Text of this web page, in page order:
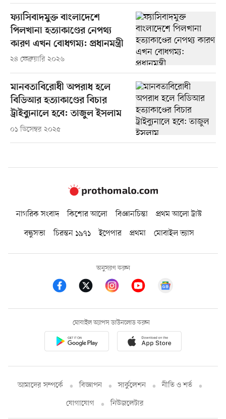
ফ্যাসিবাদমুক্ত বাংলাদেশে
পিলখানা হত্যাকাণ্ডের নেপথ্য
কারণ এখন বোধগম্য: প্রধানমন্ত্রী
২৪ ফেব্রুয়ারি ২০২৬
মানবতাবিরোধী অপরাধ হলে
বিডিআর হত্যাকাণ্ডের বিচার
ট্রাইব্যুনালে হবে: তাজুল ইসলাম
০১ ডিসেম্বর ২০২৫
নাগরিক সংবাদ কিশোর আলো বিজ্ঞানচিন্তা
প্রথম আলো ট্রাস্ট
বন্ধুসভা
চিরন্তন ১৯৭১ ইপেপার প্রথমা মোবাইল ভ্যাস
অনুসরণ করুন
মোবাইল অ্যাপস ডাউনলোড করুন
আমাদের সম্পর্কে বিজ্ঞাপন সার্কুলেশন
নীতি ও শর্ত
যোগাযোগ
নিউজলেটার